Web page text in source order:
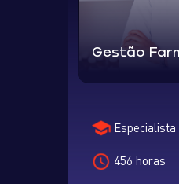
Gestão
Especialista
456 horas